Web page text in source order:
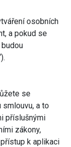
osobních
a pokud se
se
a to
příslušnými
zákony,
k aplikaci